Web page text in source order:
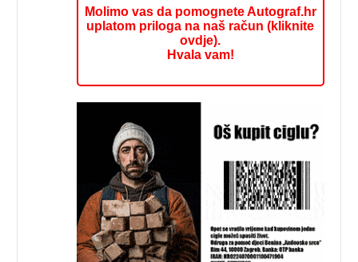
Molimo vas da pomognete Autograf.hr
uplatom priloga na naš račun (kliknite
ovdje).
Hvala vam!